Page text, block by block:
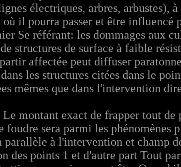
électriques, arbres,
où il pourra passer et être influencé
Se référant: les dommages aux
structures de surface à faible
affectée peut diffuser
les structures citées dans le
mêmes que dans l'intervention
montant exact de frapper tout
foudre sera parmi les phénomènes
parallèle à l'intervention et champ
des points 1 et d'autre part Tout